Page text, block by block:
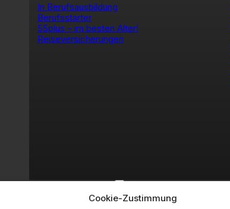
Cookie-Zustimmung
In Berufsausbildung
Berufsstarter
55plus – im besten Alter!
Reiseversicherungen